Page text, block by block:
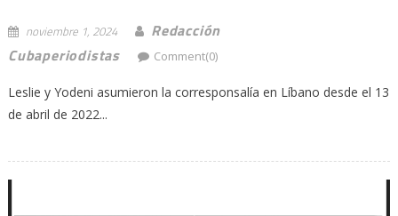
noviembre 1, 2024
Redacción
Cubaperiodistas
Comment(0)
Leslie y Yodeni asumieron la corresponsalía en Líbano desde el 13
de abril de 2022...